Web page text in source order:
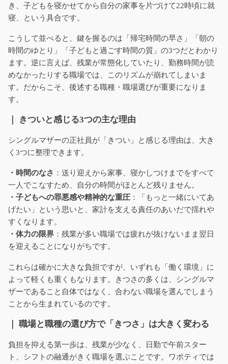
き、子どもを寝かせてから自分の家事を片づけて22時頃に就
寝、という具合です。
こうして並べると、鍵を握るのは「帰宅時間の早さ」「朝の
時間のゆとり」「子どもと過ごす時間の質」の3つだとわかり
ます。逆に言えば、残業が常態化していたり、勤務時間が読
めなかったりする職場では、このリズムが崩れてしまいま
す。だからこそ、後述する職種・職場選びが重要になりま
す。
｜ きついと感じる3つの主な理由
シングルマザーの正社員が「きつい」と感じる理由は、大き
く3つに整理できます。
・時間のなさ ：送り迎えから家事、寝かしつけまでをすべて
一人でこなすため、自分の時間がほとんど残りません。
・子どもへの罪悪感や精神的な重圧 ：「もっと一緒にいてあ
げたい」という思いと、家計を支える責任のあいだで揺れや
すくなります。
・体力の限界 ：残業が多い職場では疲れが抜けないまま翌日
を迎えることになりがちです。
これらは確かに大きな負担ですが、いずれも「働く環境」に
よって軽くも重くもなります。きつさの多くは、シングルマ
ザーであること自体ではなく、合わない職場を選んでしまう
ことから生まれているのです。
｜ 職場と職種の選び方で「きつさ」は大きく変わる
負担を抑える第一歩は、残業が少なく、日勤で午前スター
ト、シフトの融通がきく職場を選ぶことです。ワポティでは